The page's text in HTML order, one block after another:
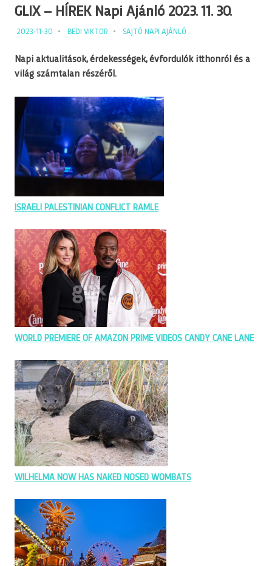
GLIX – HÍREK Napi Ajánló 2023. 11. 30.
2023-11-30 BEDI VIKTOR SAJTÓ NAPI AJÁNLÓ
Napi aktualitások, érdekességek, évfordulók itthonról és a
világ számtalan részéről.
ISRAELI PALESTINIAN CONFLICT RAMLE
WORLD PREMIERE OF AMAZON PRIME VIDEOS CANDY CANE LANE
WILHELMA NOW HAS NAKED NOSED WOMBATS